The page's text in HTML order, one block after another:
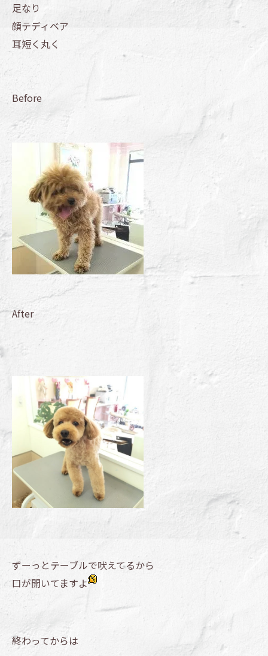
足なり
顔テディベア
耳短く丸く
Before
After
ずーっとテーブルで吠えてるから
口が開いてますよ
終わってからは